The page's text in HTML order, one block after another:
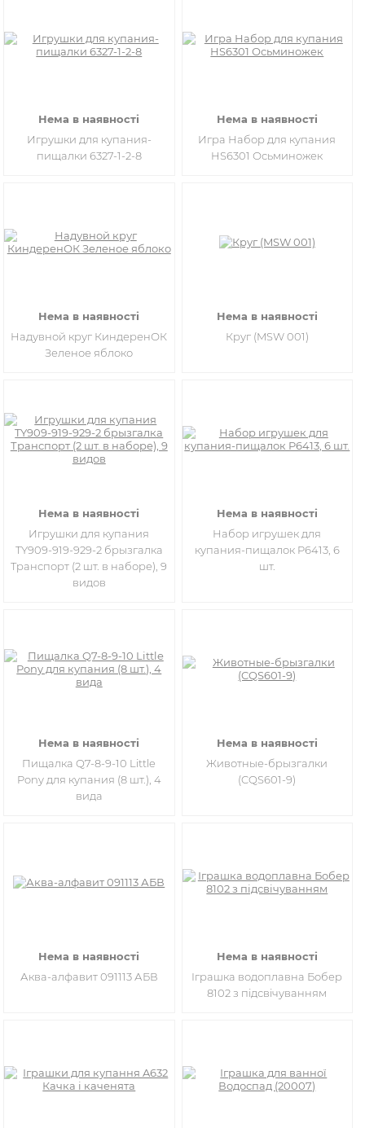
Нема в наявності
Игрушки для купания-
пищалки 6327-1-2-8
Нема в наявності
Игра Набор для купания
HS6301 Осьминожек
Нема в наявності
Надувной круг КиндеренОК
Зеленое яблоко
Нема в наявності
Круг (MSW 001)
Нема в наявності
Игрушки для купания
TY909-919-929-2 брызгалка
Транспорт (2 шт. в наборе), 9
видов
Нема в наявності
Набор игрушек для
купания-пищалок P6413, 6
шт.
Нема в наявності
Пищалка Q7-8-9-10 Little
Pony для купания (8 шт.), 4
вида
Нема в наявності
Животные-брызгалки
(CQS601-9)
Нема в наявності
Аква-алфавит 091113 АБВ
Нема в наявності
Іграшка водоплавна Бобер
8102 з підсвічуванням